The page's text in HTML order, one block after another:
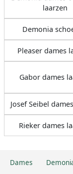
Dames
laarzen
Demonia
Pleaser dames
Gabor dames
Josef Seibel
Rieker dames